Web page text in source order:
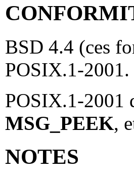
BSD 4.4 (ces
POSIX.1-2001.
POSIX.1-2001
MSG_PEEK,
NOTES